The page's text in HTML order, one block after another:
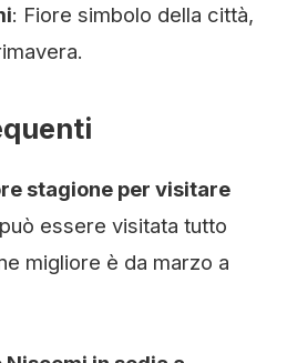
: Fiore simbolo della città,
stagione per visitare
essere visitata tutto
migliore è da marzo a